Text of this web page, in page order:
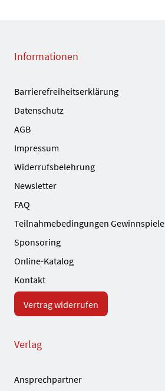
Informationen
Barrierefreiheitserklärung
Datenschutz
AGB
Impressum
Widerrufsbelehrung
Newsletter
FAQ
Teilnahmebedingungen Gewinnspiele
Sponsoring
Online-Katalog
Kontakt
Vertrag widerrufen
Verlag
Ansprechpartner